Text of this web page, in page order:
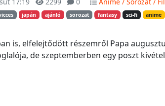
japán ajánló sorozat fantasy sci-fi anime
is, elfelejtődött részemről Papa
de szeptemberben egy poszt